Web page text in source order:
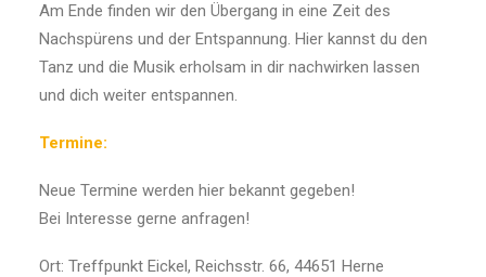
Am Ende finden wir den Übergang in eine Zeit des
Nachspürens und der Entspannung. Hier kannst du den
Tanz und die Musik erholsam in dir nachwirken lassen
und dich weiter entspannen.
Termine:
Neue Termine werden hier bekannt gegeben!
Bei Interesse gerne anfragen!
Ort: Treffpunkt Eickel, Reichsstr. 66, 44651 Herne